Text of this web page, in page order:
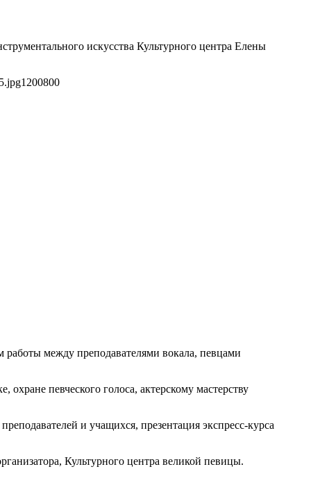
искусства Культурного центра Елены
1200800
между преподавателями вокала, певцами
певческого голоса, актерскому мастерству
и учащихся, презентация экспресс-курса
Культурного центра великой певицы.